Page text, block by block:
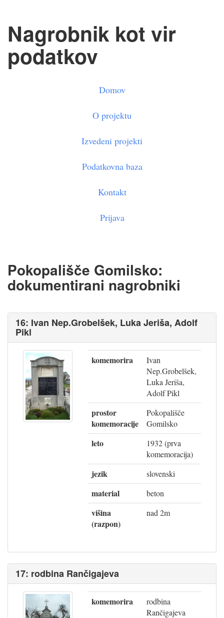
Nagrobnik kot vir
podatkov
Domov
O projektu
Izvedeni projekti
Podatkovna baza
Kontakt
Prijava
Pokopališče Gomilsko:
dokumentirani nagrobniki
16: Ivan Nep.Grobelšek, Luka Jeriša, Adolf
Pikl
komemorira
Ivan
Nep.Grobelšek,
Luka Jeriša,
Adolf Pikl
prostor
komemoracije
Pokopališče
Gomilsko
leto
1932 (prva
komemoracija)
jezik slovenski
material beton
višina
(razpon)
nad 2m
17: rodbina Rančigajeva
komemorira
rodbina
Rančigajeva